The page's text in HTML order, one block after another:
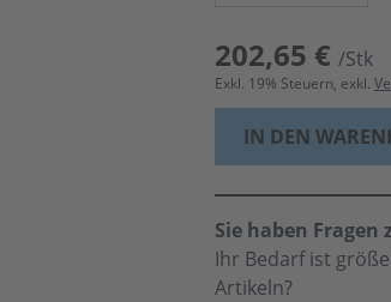
202,65 € /Stk
Exkl. 19% Steuern, exkl.
IN DEN
Sie haben
Ihr Bedarf ist
Artikeln?